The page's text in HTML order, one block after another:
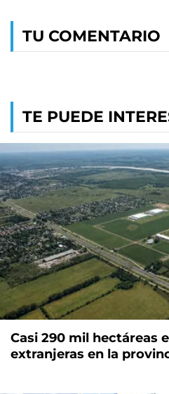
TU COMENTARIO
TE PUEDE
Casi 290 mil hectáreas
extranjeras en la